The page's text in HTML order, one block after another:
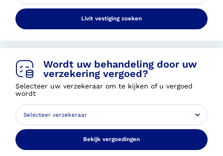
Livit vestiging zoeken
Wordt uw behandeling door uw
verzekering vergoed?
Selecteer uw verzekeraar om te kijken of u vergoed
wordt
Bekijk vergoedingen